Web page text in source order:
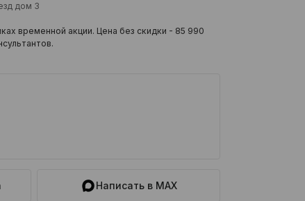
дом 3
временной акции. Цена без скидки - 85 990
Написать в MAX